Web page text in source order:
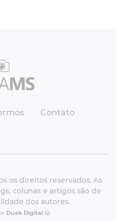
Contato
os direitos reservados. As
colunas e artigos são de
dos autores.
Duek Digital😃